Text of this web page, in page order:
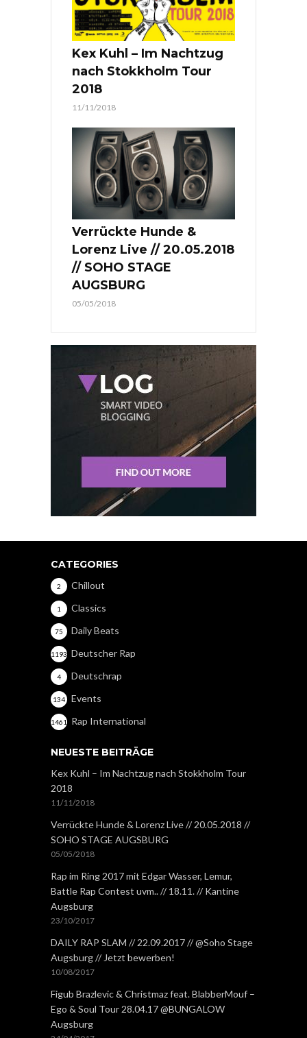
Kex Kuhl – Im Nachtzug
nach Stokkholm Tour
2018
11/11/2018
Verrückte Hunde &
Lorenz Live // 20.05.2018
// SOHO STAGE
AUGSBURG
05/05/2018
CATEGORIES
Chillout
2
Classics
1
Daily Beats
75
Deutscher Rap
1193
Deutschrap
4
Events
134
Rap International
1461
NEUESTE BEITRÄGE
Kex Kuhl – Im Nachtzug nach Stokkholm Tour
2018
11/11/2018
Verrückte Hunde & Lorenz Live // 20.05.2018 //
SOHO STAGE AUGSBURG
05/05/2018
Rap im Ring 2017 mit Edgar Wasser, Lemur,
Battle Rap Contest uvm.. // 18.11. // Kantine
Augsburg
23/10/2017
DAILY RAP SLAM // 22.09.2017 // @Soho Stage
Augsburg // Jetzt bewerben!
10/08/2017
Figub Brazlevic & Christmaz feat. BlabberMouf –
Ego & Soul Tour 28.04.17 @BUNGALOW
Augsburg